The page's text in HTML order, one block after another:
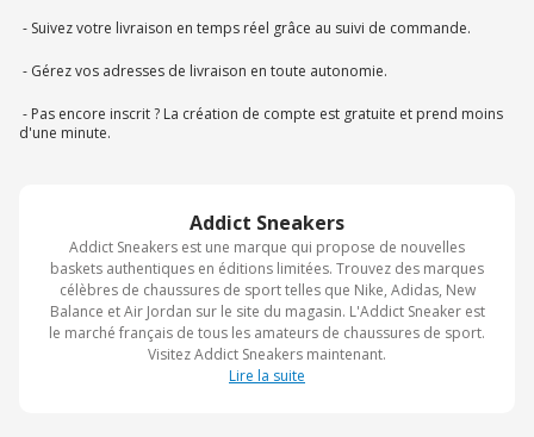
Addict Sneakers
Addict Sneakers est une marque qui propose de nouvelles
baskets authentiques en éditions limitées. Trouvez des marques
célèbres de chaussures de sport telles que Nike, Adidas, New
Balance et Air Jordan sur le site du magasin. L'Addict Sneaker est
le marché français de tous les amateurs de chaussures de sport.
Visitez Addict Sneakers maintenant.
Lire la suite
- Suivez votre livraison en temps réel grâce au suivi de commande.
- Gérez vos adresses de livraison en toute autonomie.
- Pas encore inscrit ? La création de compte est gratuite et prend moins
d'une minute.